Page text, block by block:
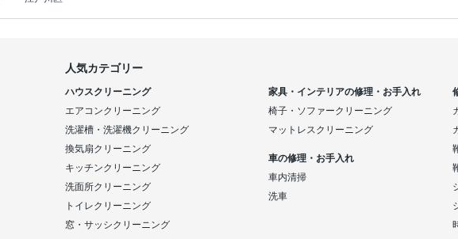
人気カテゴリー
ハウスクリーニング
エアコンクリーニング
洗濯槽・洗濯機クリーニング
換気扇クリーニング
キッチンクリーニング
洗面所クリーニング
トイレクリーニング
窓・サッシクリーニング
家具・インテリアの修理・お手入れ
椅子・ソファークリーニング
マットレスクリーニング
車の修理・お手入れ
車内清掃
洗車